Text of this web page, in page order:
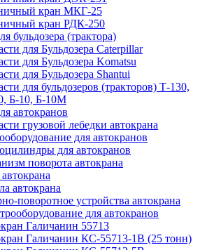
кран МКГ-25
кран РДК-250
бульдозера (трактора)
для Бульдозера Caterpillar
для Бульдозера Komatsu
для Бульдозера Shantui
для бульдозеров (тракторов) Т-130,
Б-10, Б-10М
автокранов
грузовой лебедки автокрана
для автокранов
для автокранов
поворота автокрана
автокрана
поворотное устройства автокрана
для автокранов
Галичанин 55713
Галичанин КС-55713-1В (25 тонн)